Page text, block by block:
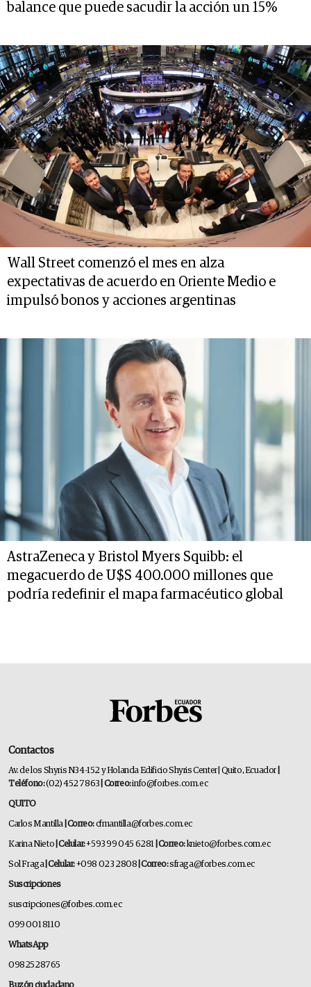
balance que puede sacudir la acción un 15%
Wall Street comenzó el mes en alza
expectativas de acuerdo en Oriente Medio e
impulsó bonos y acciones argentinas
AstraZeneca y Bristol Myers Squibb: el
megacuerdo de U$S 400.000 millones que
podría redefinir el mapa farmacéutico global
Contactos
Av. de los Shyris N34-152 y Holanda Edificio Shyris Center | Quito, Ecuador
Teléfono:(02) 452 7863 | Correo:info@forbes.com.ec
QUITO
Carlos Mantilla | Correo:cfmantilla@forbes.com.ec
Karina Nieto | Celular:+593 99 045 6281 | Correo:knieto@forbes.com.ec
Sol Fraga| Celular:+098 023 2808 | Correo:sfraga@forbes.com.ec
Suscripciones
suscripciones@forbes.com.ec
099 001 8110
WhatsApp
0982528765
Buzón ciudadano